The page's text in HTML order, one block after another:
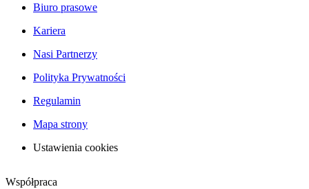
Biuro prasowe
Kariera
Nasi Partnerzy
Polityka Prywatności
Regulamin
Mapa strony
Ustawienia cookies
Współpraca